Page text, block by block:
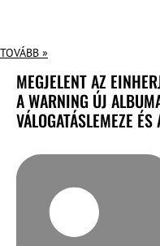
TOVÁBB »
MEGJELENT AZ
A WARNING ÚJ
VÁLOGATÁSLEMEZE